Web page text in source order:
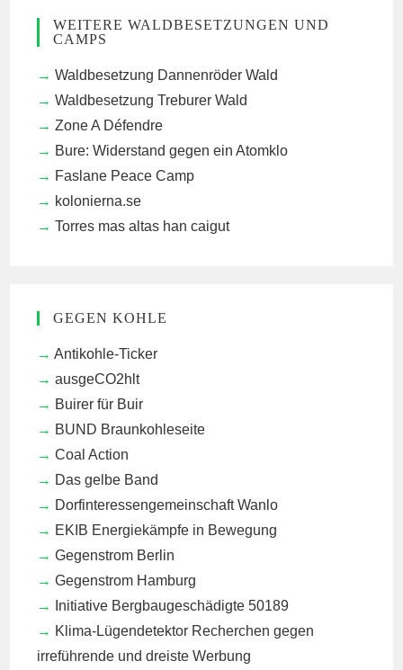
WEITERE WALDBESETZUNGEN UND
CAMPS
Waldbesetzung Dannenröder Wald
Waldbesetzung Treburer Wald
Zone A Défendre
Bure: Widerstand gegen ein Atomklo
Faslane Peace Camp
kolonierna.se
Torres mas altas han caigut
GEGEN KOHLE
Antikohle-Ticker
ausgeCO2hlt
Buirer für Buir
BUND Braunkohleseite
Coal Action
Das gelbe Band
Dorfinteressengemeinschaft Wanlo
EKIB Energiekämpfe in Bewegung
Gegenstrom Berlin
Gegenstrom Hamburg
Initiative Bergbaugeschädigte 50189
Klima-Lügendetektor Recherchen gegen
irreführende und dreiste Werbung